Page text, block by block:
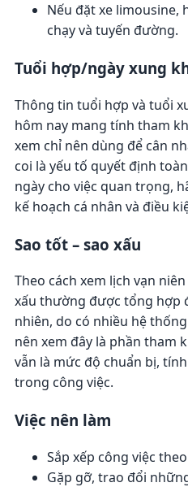
Nếu đặt xe limousine,
chạy và tuyến đường.
Tuổi hợp/ngày xung
Thông tin tuổi hợp và tuổi
hôm nay mang tính tham
xem chỉ nên dùng để cân
coi là yếu tố quyết định
ngày cho việc quan trọng,
kế hoạch cá nhân và điều
Sao tốt – sao xấu
Theo cách xem lịch vạn
xấu thường được tổng hợp
nhiên, do có nhiều hệ
nên xem đây là phần tham
vẫn là mức độ chuẩn bị,
trong công việc.
Việc nên làm
Sắp xếp công việc
Gặp gỡ, trao đổi